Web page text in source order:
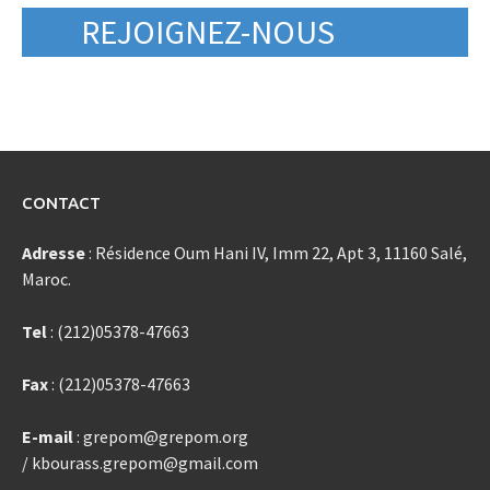
REJOIGNEZ-NOUS
CONTACT
Adresse: Résidence Oum Hani IV, Imm 22, Apt 3, 11160 Salé,
Maroc.
Tel: (212)05378-47663
Fax: (212)05378-47663
E-mail: grepom@grepom.org
/ kbourass.grepom@gmail.com